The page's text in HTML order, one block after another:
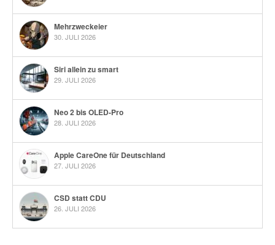
Mehrzweckeier
30. JULI 2026
Siri allein zu smart
29. JULI 2026
Neo 2 bis OLED-Pro
28. JULI 2026
Apple CareOne für Deutschland
27. JULI 2026
CSD statt CDU
26. JULI 2026